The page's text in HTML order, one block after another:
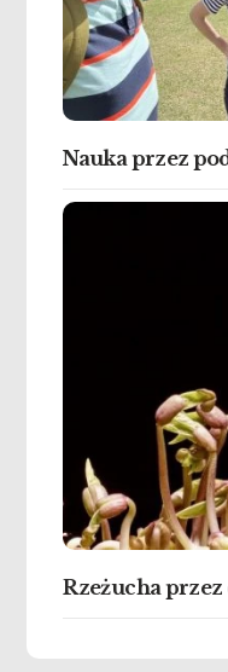
Nauka przez
Rzeżucha przez